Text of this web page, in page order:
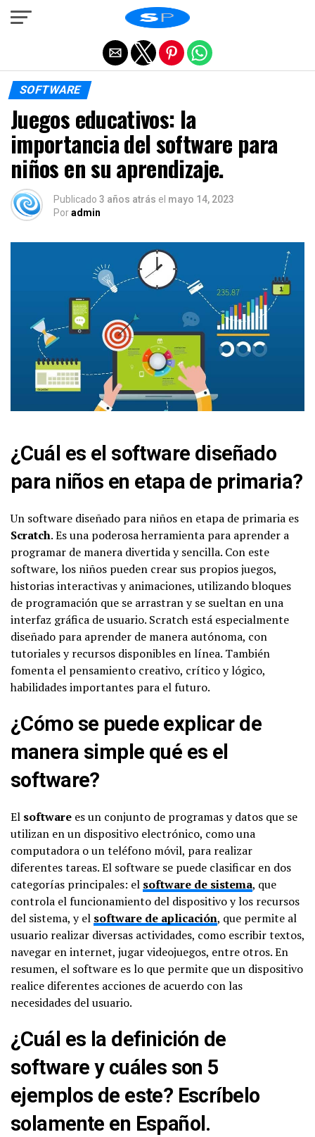
SOFTWARE
Juegos educativos: la
importancia del software para
niños en su aprendizaje.
Publicado 3 años atrás el mayo 14, 2023
Poradmin
¿Cuál es el software diseñado
para niños en etapa de primaria?
Un software diseñado para niños en etapa de primaria es
Scratch. Es una poderosa herramienta para aprender a
programar de manera divertida y sencilla. Con este
software, los niños pueden crear sus propios juegos,
historias interactivas y animaciones, utilizando bloques
de programación que se arrastran y se sueltan en una
interfaz gráfica de usuario. Scratch está especialmente
diseñado para aprender de manera autónoma, con
tutoriales y recursos disponibles en línea. También
fomenta el pensamiento creativo, crítico y lógico,
habilidades importantes para el futuro.
¿Cómo se puede explicar de
manera simple qué es el
software?
El software es un conjunto de programas y datos que se
utilizan en un dispositivo electrónico, como una
computadora o un teléfono móvil, para realizar
diferentes tareas. El software se puede clasificar en dos
categorías principales: el software de sistema, que
controla el funcionamiento del dispositivo y los recursos
del sistema, y el software de aplicación, que permite al
usuario realizar diversas actividades, como escribir textos,
navegar en internet, jugar videojuegos, entre otros. En
resumen, el software es lo que permite que un dispositivo
realice diferentes acciones de acuerdo con las
necesidades del usuario.
¿Cuál es la definición de
software y cuáles son 5
ejemplos de este? Escríbelo
solamente en Español.
Salir de la versión móvil